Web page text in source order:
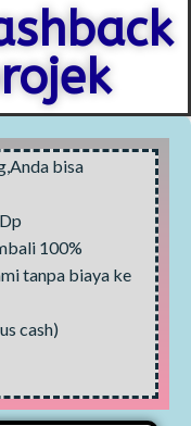
bisa
100%
tanpa biaya ke
cash)